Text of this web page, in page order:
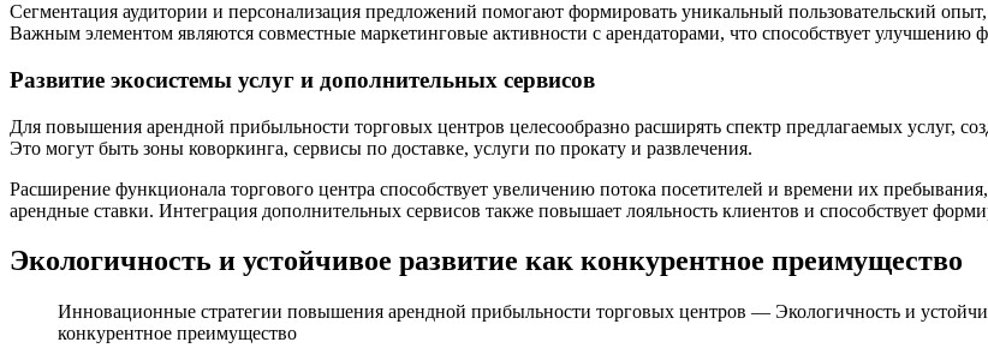
Сегментация аудитории и персонализация предложений помогают формировать уникальный пользовательский
Важным элементом являются совместные маркетинговые активности с арендаторами, что способствует улучшению
Развитие экосистемы услуг и дополнительных сервисов
Для повышения арендной прибыльности торговых центров целесообразно расширять спектр предлагаемых услуг,
Это могут быть зоны коворкинга, сервисы по доставке, услуги по прокату и развлечения.
Расширение функционала торгового центра способствует увеличению потока посетителей и времени их
арендные ставки. Интеграция дополнительных сервисов также повышает лояльность клиентов и способствует
Экологичность и устойчивое развитие как конкурентное преимущество
Инновационные стратегии повышения арендной прибыльности торговых центров — Экологичность и
конкурентное преимущество